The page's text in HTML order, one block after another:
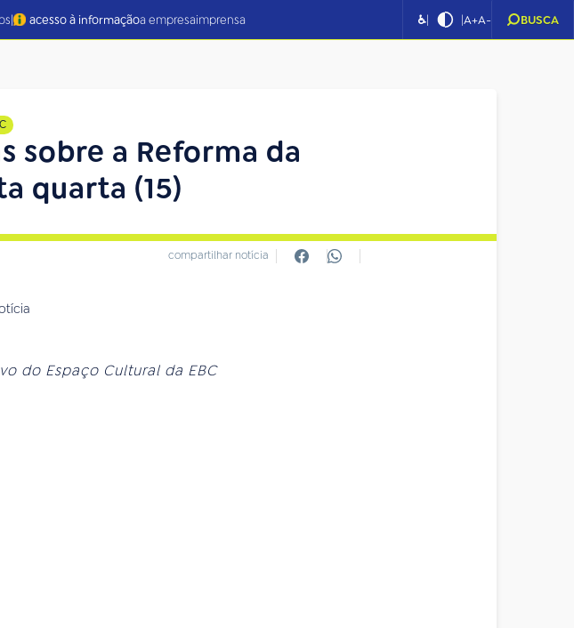
| acesso à informaçãoa empresaimprensa ♿| |A+A- BUSCA
sobre a Reforma da
quarta (15)
compartilhar notícia
do Espaço Cultural da EBC